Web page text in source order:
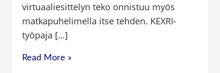
virtuaaliesittelyn teko onnistuu myös
matkapuhelimella itse tehden. KEXRI-
työpaja […]
Read More »